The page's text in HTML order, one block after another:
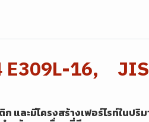
E309L-16,
และมีโครงสร้างเฟอร์ไรท์ในปริ